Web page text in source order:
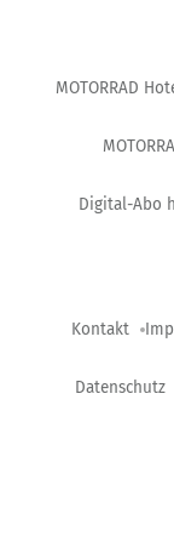
MOTORRAD
Digital-Abo
Kontakt
Datenschutz